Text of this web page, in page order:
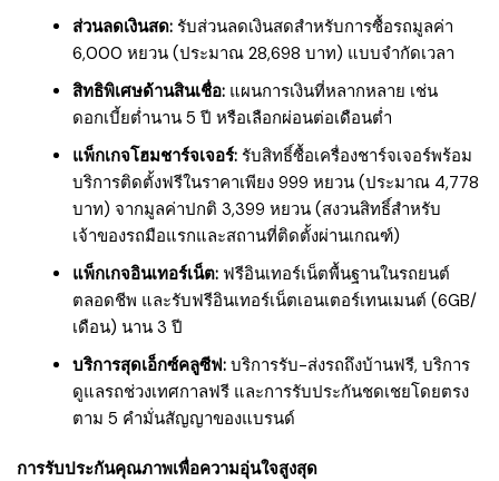
ส่วนลดเงินสด: รับส่วนลดเงินสดสำหรับการซื้อรถมูลค่า
6,000 หยวน (ประมาณ 28,698 บาท) แบบจำกัดเวลา
สิทธิพิเศษด้านสินเชื่อ: แผนการเงินที่หลากหลาย เช่น
ดอกเบี้ยต่ำนาน 5 ปี หรือเลือกผ่อนต่อเดือนต่ำ
แพ็กเกจโฮมชาร์จเจอร์: รับสิทธิ์ซื้อเครื่องชาร์จเจอร์พร้อม
บริการติดตั้งฟรีในราคาเพียง 999 หยวน (ประมาณ 4,778
บาท) จากมูลค่าปกติ 3,399 หยวน (สงวนสิทธิ์สำหรับ
เจ้าของรถมือแรกและสถานที่ติดตั้งผ่านเกณฑ์)
แพ็กเกจอินเทอร์เน็ต: ฟรีอินเทอร์เน็ตพื้นฐานในรถยนต์
ตลอดชีพ และรับฟรีอินเทอร์เน็ตเอนเตอร์เทนเมนต์ (6GB/
เดือน) นาน 3 ปี
บริการสุดเอ็กซ์คลูซีฟ: บริการรับ-ส่งรถถึงบ้านฟรี, บริการ
ดูแลรถช่วงเทศกาลฟรี และการรับประกันชดเชยโดยตรง
ตาม 5 คำมั่นสัญญาของแบรนด์
การรับประกันคุณภาพเพื่อความอุ่นใจสูงสุด